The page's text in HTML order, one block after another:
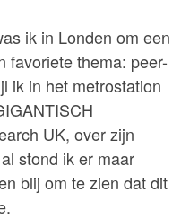
ik in Londen om een
favoriete thema: peer-
ik in het metrostation
UK, over zijn
stond ik er maar
blij om te zien dat dit